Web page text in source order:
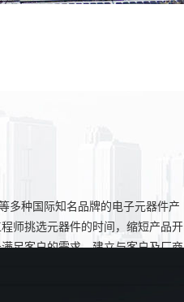
多种国际知名品牌的电子元器件产
师挑选元器件的时间，缩短产品开
足客户的需求，建立与客户及厂商